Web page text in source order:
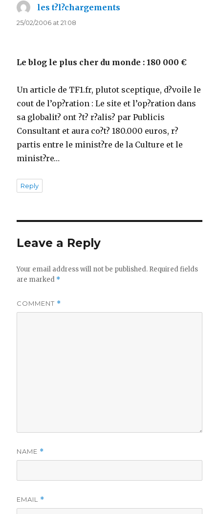
les t?l?chargements
25/02/2006 at 21:08
Le blog le plus cher du monde : 180 000 €
Un article de TF1.fr, plutot sceptique, d?voile le
cout de l’op?ration : Le site et l’op?ration dans
sa globalit? ont ?t? r?alis? par Publicis
Consultant et aura co?t? 180.000 euros, r?
partis entre le minist?re de la Culture et le
minist?re…
Reply
Leave a Reply
Your email address will not be published. Required fields
are marked *
COMMENT *
NAME *
EMAIL *